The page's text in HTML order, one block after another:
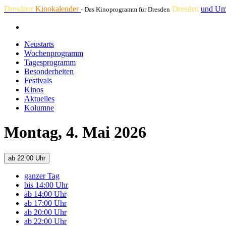
DresdnerKinokalender - Das Kinoprogramm für Dresden Dresden und
Neustarts
Wochenprogramm
Tagesprogramm
Besonderheiten
Festivals
Kinos
Aktuelles
Kolumne
Montag, 4. Mai 2026
ab 22:00 Uhr
ganzer Tag
bis 14:00 Uhr
ab 14:00 Uhr
ab 17:00 Uhr
ab 20:00 Uhr
ab 22:00 Uhr